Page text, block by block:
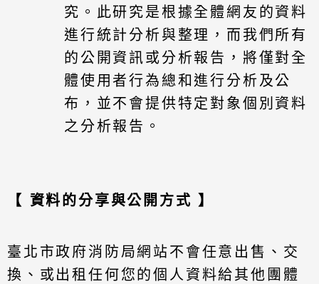
究。此研究是根據全體網友的資料
進行統計分析與整理，而我們所有
的公開資訊或分析報告，將僅對全
體使用者行為總和進行分析及公
布，並不會提供特定對象個別資料
之分析報告。
【 資料的分享與公開方式 】
臺北市政府消防局網站不會任意出售、交
換、或出租任何您的個人資料給其他團體